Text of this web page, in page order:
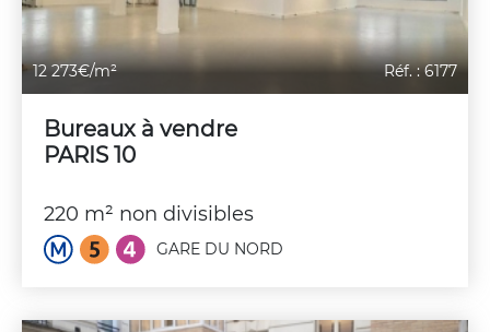
12 273€/m² Réf. : 6177
Bureaux à vendre
PARIS 10
220 m² non divisibles
GARE DU NORD